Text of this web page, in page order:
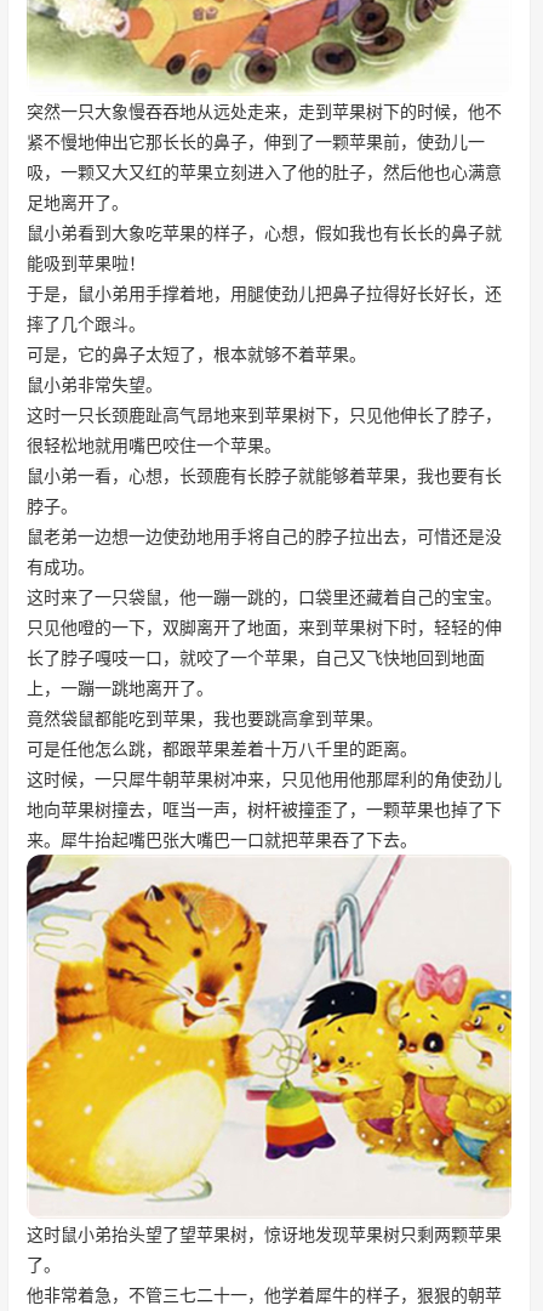
突然一只大象慢吞吞地从远处走来，走到苹果树下的时候，他不
紧不慢地伸出它那长长的鼻子，伸到了一颗苹果前，使劲儿一
吸，一颗又大又红的苹果立刻进入了他的肚子，然后他也心满意
足地离开了。
鼠小弟看到大象吃苹果的样子，心想，假如我也有长长的鼻子就
能吸到苹果啦！
于是，鼠小弟用手撑着地，用腿使劲儿把鼻子拉得好长好长，还
摔了几个跟斗。
可是，它的鼻子太短了，根本就够不着苹果。
鼠小弟非常失望。
这时一只长颈鹿趾高气昂地来到苹果树下，只见他伸长了脖子，
很轻松地就用嘴巴咬住一个苹果。
鼠小弟一看，心想，长颈鹿有长脖子就能够着苹果，我也要有长
脖子。
鼠老弟一边想一边使劲地用手将自己的脖子拉出去，可惜还是没
有成功。
这时来了一只袋鼠，他一蹦一跳的，口袋里还藏着自己的宝宝。
只见他噔的一下，双脚离开了地面，来到苹果树下时，轻轻的伸
长了脖子嘎吱一口，就咬了一个苹果，自己又飞快地回到地面
上，一蹦一跳地离开了。
竟然袋鼠都能吃到苹果，我也要跳高拿到苹果。
可是任他怎么跳，都跟苹果差着十万八千里的距离。
这时候，一只犀牛朝苹果树冲来，只见他用他那犀利的角使劲儿
地向苹果树撞去，哐当一声，树杆被撞歪了，一颗苹果也掉了下
来。犀牛抬起嘴巴张大嘴巴一口就把苹果吞了下去。
这时鼠小弟抬头望了望苹果树，惊讶地发现苹果树只剩两颗苹果
了。
他非常着急，不管三七二十一，他学着犀牛的样子，狠狠的朝苹